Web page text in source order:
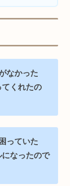
なかった
くれたの
っていた
なったので